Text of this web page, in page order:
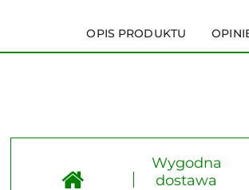
OPIS PRODUKTU
Wygodna
dostawa